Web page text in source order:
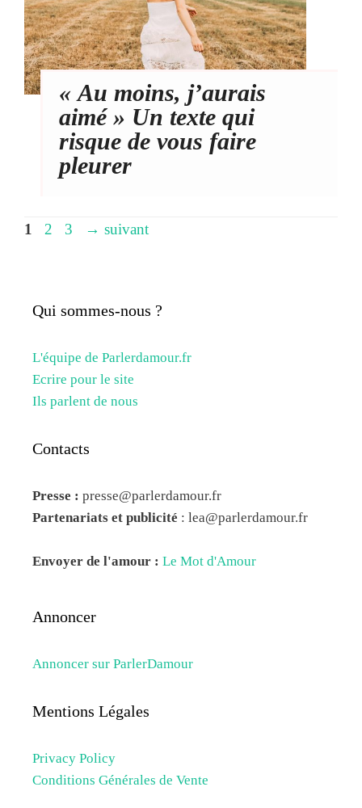
« Au moins, j’aurais
aimé » Un texte qui
risque de vous faire
pleurer
Page
1 Page
2 Page
3 → suivant
Qui sommes-nous ?
L'équipe de Parlerdamour.fr
Ecrire pour le site
Ils parlent de nous
Contacts
Presse : presse@parlerdamour.fr
Partenariats et publicité : lea@parlerdamour.fr
Envoyer de l'amour : Le Mot d'Amour
Annoncer
Annoncer sur ParlerDamour
Mentions Légales
Privacy Policy
Conditions Générales de Vente